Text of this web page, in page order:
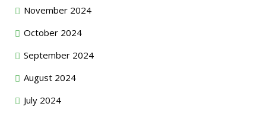
November 2024
October 2024
September 2024
August 2024
July 2024